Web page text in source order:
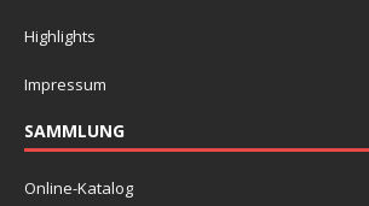
Highlights
Impressum
SAMMLUNG
Online-Katalog